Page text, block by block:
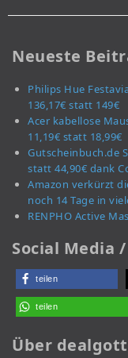
Neueste
Philips Hue
136,17€ statt 149€
Acer kabellose
11,19€ statt 18,99€
Gutscheinbuch.de
statt 44,90€ dank
Amazon verkürzt
noch 14 Tage in
RENPHO Active
Social Media
teilen
teilen
Über